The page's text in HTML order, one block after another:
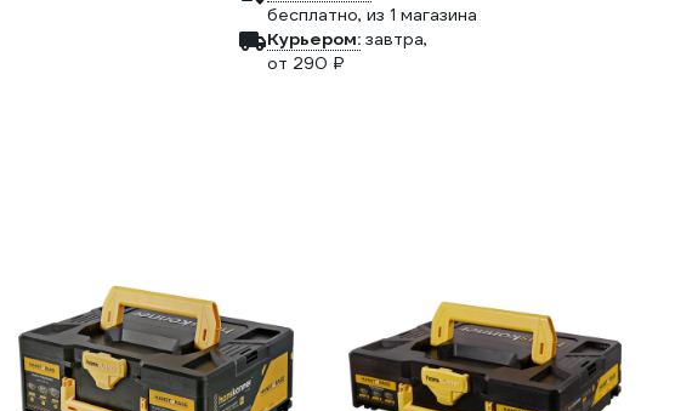
бесплатно, из 1 магазина
Курьером: завтра,
от 290 ₽